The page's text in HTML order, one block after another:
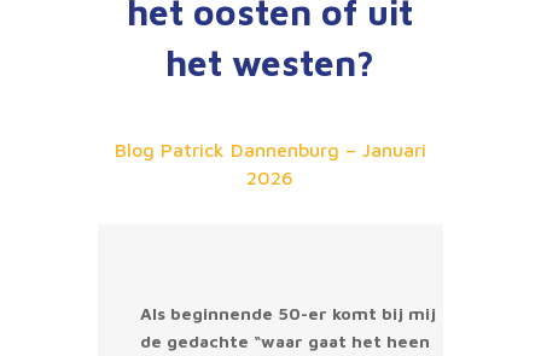
het oosten of uit
het westen?
Blog Patrick Dannenburg – Januari
2026
Als beginnende 50-er komt bij mij
de gedachte “waar gaat het heen